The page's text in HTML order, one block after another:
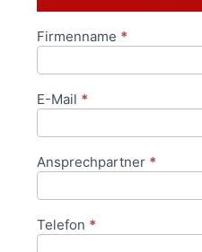
Anfrageformular
Firmenname *
E-Mail *
Ansprechpartner *
Telefon *